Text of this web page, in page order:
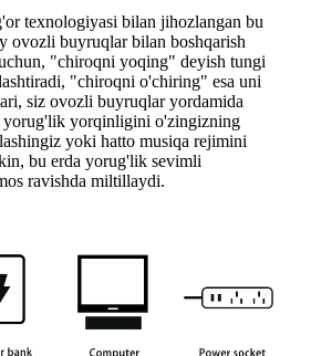
texnologiyasi bilan jihozlangan bu
ovozli buyruqlar bilan boshqarish
"chiroqni yoqing" deyish tungi
"chiroqni o'chiring" esa uni
siz ovozli buyruqlar yordamida
yorug'lik yorqinligini o'zingizning
yoki hatto musiqa rejimini
bu erda yorug'lik sevimli
ravishda miltillaydi.